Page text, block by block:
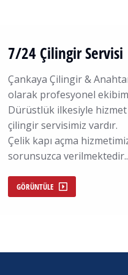
7/24 Çilingir Servisi
Çankaya Çilingir &
olarak profesyonel
Dürüstlük ilkesiyle
çilingir servisimiz vardır.
Çelik kapı açma
sorunsuzca
GÖRÜNTÜLE